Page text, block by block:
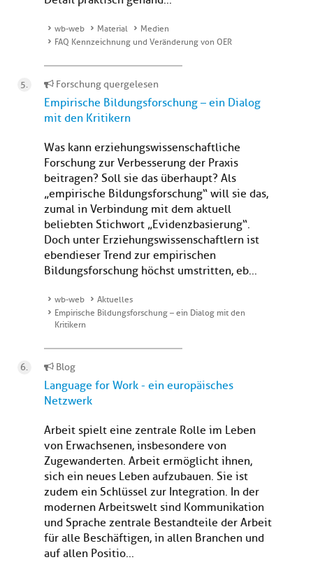
wb-web Material
Medien
FAQ Kennzeichnung und Veränderung von OER
Forschung quergelesen
Empirische Bildungsforschung – ein Dialog
mit den Kritikern
Was kann erziehungswissenschaftliche
Forschung zur Verbesserung der Praxis
beitragen? Soll sie das überhaupt? Als
„empirische Bildungsforschung“ will sie das,
zumal in Verbindung mit dem aktuell
beliebten Stichwort „Evidenzbasierung“.
Doch unter Erziehungswissenschaftlern ist
ebendieser Trend zur empirischen
Bildungsforschung höchst umstritten, eb...
wb-web
Aktuelles
Empirische Bildungsforschung – ein Dialog mit den
Kritikern
Blog
Language for Work - ein europäisches
Netzwerk
Arbeit spielt eine zentrale Rolle im Leben
von Erwachsenen, insbesondere von
Zugewanderten. Arbeit ermöglicht ihnen,
sich ein neues Leben aufzubauen. Sie ist
zudem ein Schlüssel zur Integration. In der
modernen Arbeitswelt sind Kommunikation
und Sprache zentrale Bestandteile der Arbeit
für alle Beschäftigen, in allen Branchen und
auf allen Positio...